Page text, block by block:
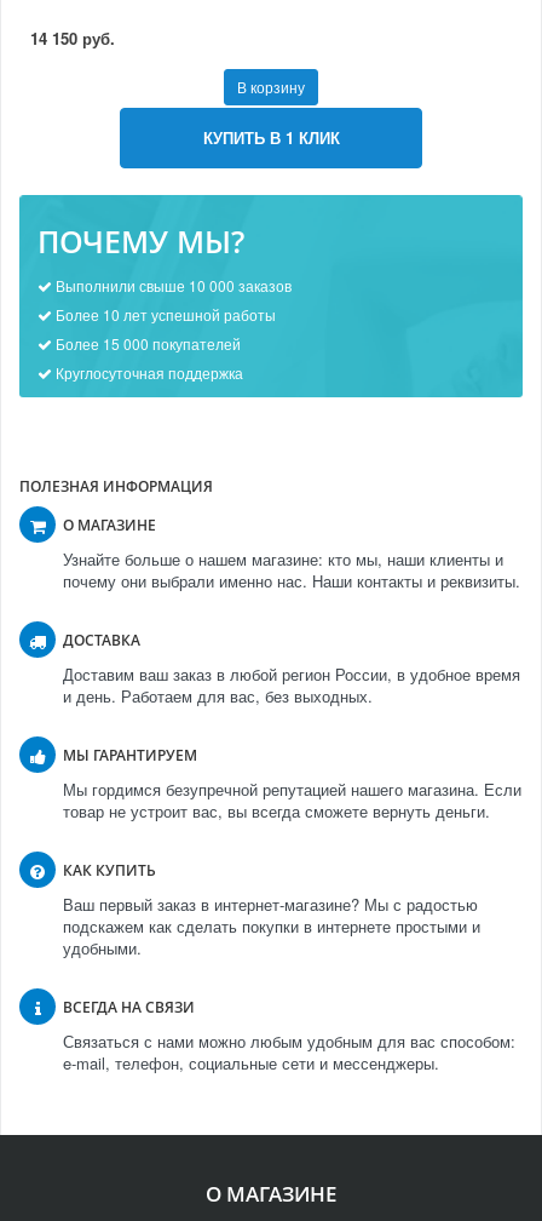
14 150 руб.
В корзину
КУПИТЬ В 1 КЛИК
ПОЧЕМУ МЫ?
Выполнили свыше 10 000 заказов
Более 10 лет успешной работы
Более 15 000 покупателей
Круглосуточная поддержка
ПОЛЕЗНАЯ ИНФОРМАЦИЯ
О МАГАЗИНЕ
Узнайте больше о нашем магазине: кто мы, наши клиенты и
почему они выбрали именно нас. Наши контакты и реквизиты.
ДОСТАВКА
Доставим ваш заказ в любой регион России, в удобное время
и день. Работаем для вас, без выходных.
МЫ ГАРАНТИРУЕМ
Мы гордимся безупречной репутацией нашего магазина. Если
товар не устроит вас, вы всегда сможете вернуть деньги.
КАК КУПИТЬ
Ваш первый заказ в интернет-магазине? Мы с радостью
подскажем как сделать покупки в интернете простыми и
удобными.
ВСЕГДА НА СВЯЗИ
Связаться с нами можно любым удобным для вас способом:
e-mail, телефон, социальные сети и мессенджеры.
О МАГАЗИНЕ